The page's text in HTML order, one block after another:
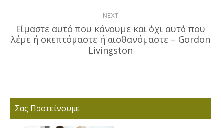
NEXT
Next
post:
Είμαστε αυτό που κάνουμε και όχι αυτό που
λέμε ή σκεπτόμαστε ή αισθανόμαστε – Gordon
Livingston
Σας Προτείνουμε